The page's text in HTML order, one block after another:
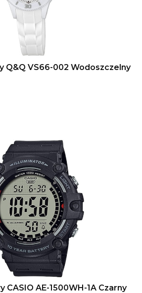
Q&Q VS66-002 Wodoszczelny
AE-1500WH-1A Czarny